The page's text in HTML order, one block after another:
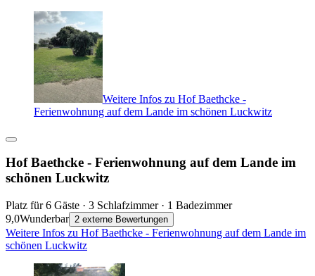
Weitere Infos zu Hof Baethcke -
Ferienwohnung auf dem Lande im schönen Luckwitz
Hof Baethcke - Ferienwohnung auf dem Lande im
schönen Luckwitz
Platz für 6 Gäste · 3 Schlafzimmer · 1 Badezimmer
9,0Wunderbar 2 externe Bewertungen
Weitere Infos zu Hof Baethcke - Ferienwohnung auf dem Lande im
schönen Luckwitz